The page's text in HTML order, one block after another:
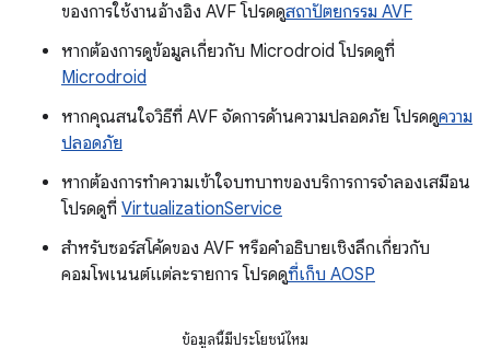
ของการใช้งานอ้างอิง AVF โปรดดูสถาปัตยกรรม AVF
หากต้องการดูข้อมูลเกี่ยวกับ Microdroid โปรดดูที่
Microdroid
หากคุณสนใจวิธีที่ AVF จัดการด้านความปลอดภัย โปรดดูความ
ปลอดภัย
หากต้องการทำความเข้าใจบทบาทของบริการการจำลองเสมือน
โปรดดูที่ VirtualizationService
สำหรับซอร์สโค้ดของ AVF หรือคำอธิบายเชิงลึกเกี่ยวกับ
คอมโพเนนต์แต่ละรายการ โปรดดูที่เก็บ AOSP
ข้อมูลนี้มีประโยชน์ไหม